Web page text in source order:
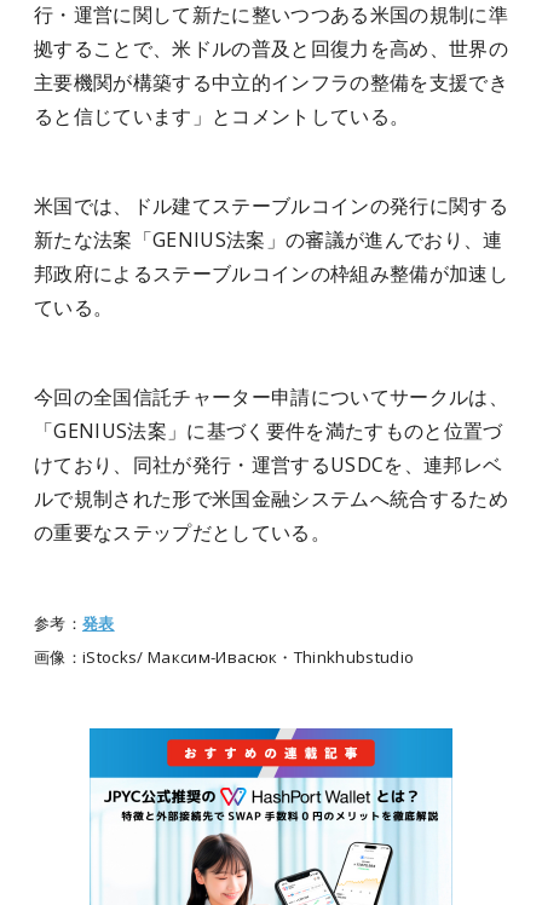
行・運営に関して新たに整いつつある米国の規制に準
拠することで、米ドルの普及と回復力を高め、世界の
主要機関が構築する中立的インフラの整備を支援でき
ると信じています」とコメントしている。
米国では、ドル建てステーブルコインの発行に関する
新たな法案「GENIUS法案」の審議が進んでおり、連
邦政府によるステーブルコインの枠組み整備が加速し
ている。
今回の全国信託チャーター申請についてサークルは、
「GENIUS法案」に基づく要件を満たすものと位置づ
けており、同社が発行・運営するUSDCを、連邦レベ
ルで規制された形で米国金融システムへ統合するため
の重要なステップだとしている。
参考： 発表
画像：iStocks/ Максим-Ивасюк・Thinkhubstudio